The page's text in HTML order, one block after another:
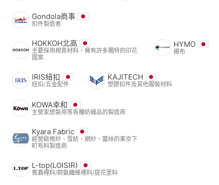
Gondola商事
扣件製造者
HOKKOH北高
主要採用棉質材料，擁有許多獨特的印花
圖案
HYMO
襯布
IRIS紐扣
紐扣/五金配件
KAJITECH
塑膠扣件及其他服裝材料
KOWA幸和
主營家居裝用等各種紡織品的製造商
Kyara Fabric
經營歐根紗、雪紡、網紗、蕾絲的東京下
町布料製造商
L-top(LOISIR)
賓霸裡料/銅氨纖維裡料/提花里料